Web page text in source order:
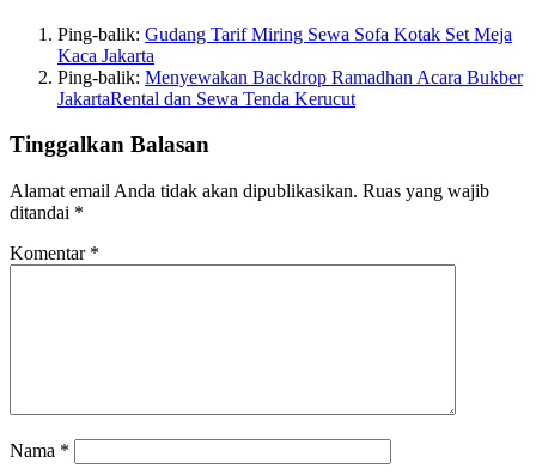
Ping-balik: Gudang Tarif Miring Sewa Sofa Kotak Set Meja
Kaca Jakarta
Ping-balik: Menyewakan Backdrop Ramadhan Acara Bukber
JakartaRental dan Sewa Tenda Kerucut
Tinggalkan Balasan
Alamat email Anda tidak akan dipublikasikan. Ruas yang wajib
ditandai *
Komentar *
Nama *